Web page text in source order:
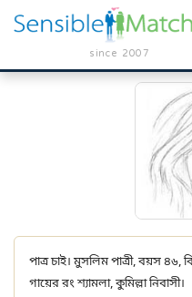
since 2007
পাত্র চাই। মুসলিম পাত্রী, বয়স
গায়ের রং শ্যামলা, কুমিল্লা নিবাসী।